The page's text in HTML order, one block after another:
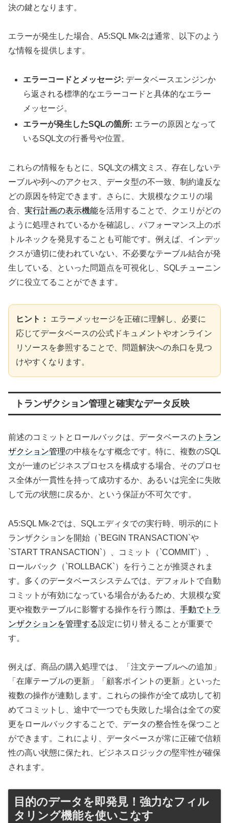
決の鍵となります。
エラーが発生した場合、A5:SQL Mk-2は通常、以下のよう
な情報を提供します。
エラーコードとメッセージ: データベースエンジンか
ら返される標準的なエラーコードと具体的なエラー
メッセージ。
エラーが発生したSQLの箇所: エラーの原因となって
いるSQL文の行番号や位置。
これらの情報をもとに、SQL文の構文ミス、存在しないテ
ーブルや列へのアクセス、データ型の不一致、制約違反な
どの原因を特定できます。さらに、大規模なクエリの場
合、 実行計画の表示機能を活用することで、クエリがどの
ように処理されているかを確認し、パフォーマンス上のボ
トルネックを発見することも可能です。例えば、インデッ
クスが適切に使われていない、不必要なテーブル結合が発
生している、といった問題点を可視化し、SQLチューニン
グに役立てることができます。
ヒント：
エラーメッセージを正確に理解し、必要に
応じてデータベースの公式ドキュメントやオンライン
リソースを参照することで、問題解決への糸口を見つ
けやすくなります。
トランザクション管理と確実なデータ反映
前述のコミットとロールバックは、データベースの トラン
ザクション管理の中核をなす概念です。特に、複数のSQL
文が一連のビジネスプロセスを構成する場合、そのプロセ
ス全体が一貫性を持って成功するか、あるいは完全に失敗
して元の状態に戻るか、という保証が不可欠です。
A5:SQL Mk-2では、SQLエディタでの実行時、明示的にト
ランザクションを開始（`BEGIN TRANSACTION`や
`START TRANSACTION`）、コミット（`COMMIT`）、
ロールバック（`ROLLBACK`）を行うことが推奨されま
す。多くのデータベースシステムでは、デフォルトで自動
コミットが有効になっている場合があるため、大規模な変
更や複数テーブルに影響する操作を行う際は、 手動でトラ
ンザクションを管理する設定に切り替えることが重要で
す。
例えば、商品の購入処理では、「注文テーブルへの追加」
「在庫テーブルの更新」「顧客ポイントの更新」といった
複数の操作が連動します。これらの操作が全て成功して初
めてコミットし、途中で一つでも失敗した場合は全ての変
更をロールバックすることで、データの整合性を保つこと
ができます。これにより、データベースが常に正確で信頼
性の高い状態に保たれ、ビジネスロジックの堅牢性が確保
されます。
目的のデータを即発見！強力なフィル
タリング機能を使いこなす